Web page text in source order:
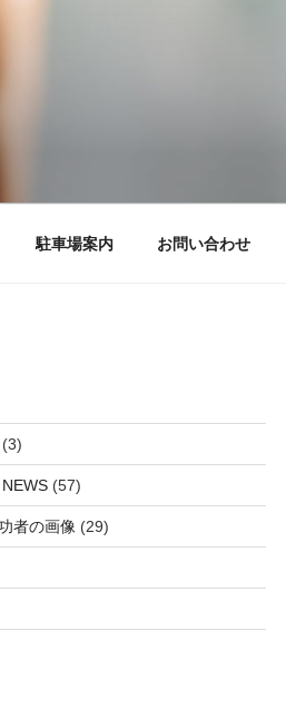
駐車場案内 お問い合わせ
(3)
(57)
者の画像 (29)